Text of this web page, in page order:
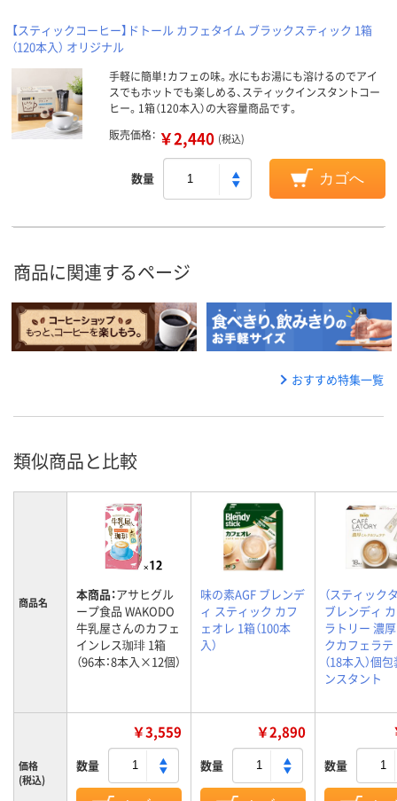
【スティックコーヒー】ドトール カフェタイム ブラックスティック 1箱
（120本入） オリジナル
手軽に簡単！カフェの味。水にもお湯にも溶けるのでアイ
スでもホットでも楽しめる、スティックインスタントコー
ヒー。1箱（120本入）の大容量商品です。
販売価格： ￥2,440 (税込)
数量 カゴへ
商品に関連するページ
おすすめ特集一覧
類似商品と比較
商品名 本商品：アサヒグル
ープ食品 WAKODO
牛乳屋さんのカフェ
インレス珈琲 1箱
（96本：8本入×12個）
味の素AGF ブレンデ
ィ スティック カフ
ェオレ 1箱（100本
入）
（スティック
ブレンディ
ラトリー 濃
クカフェラテ
（18本入）個
ンスタント
価格
(税込)
￥3,559
数量
￥2,890
数量 数量